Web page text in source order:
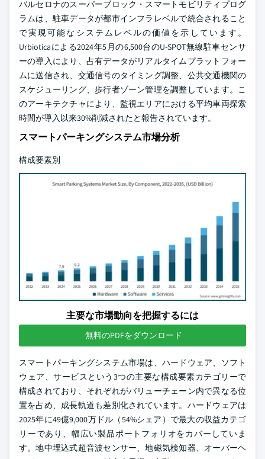
バルセロナのスーパーブロック・スマートモビリティプログ
ラムは、駐車データが都市インフラレベルで統合されること
で実現可能なシステムレベルの価値を示しています。
Urbioticaによる2024年5月の6,500台のU-SPOT無線駐車センサ
ーの導入により、占有データがリアルタイムプラットフォー
ムに送信され、交通信号のタイミング調整、公共交通機関の
スケジューリング、歩行者ゾーン管理を調整しています。こ
のアーキテクチャにより、監視エリアにおける平均車両探索
時間が導入以来30%削減されたと報告されています。
スマートパーキングシステム市場分析
構成要素別
主要な市場動向を把握するには
無料のPDFをダウンロード
スマートパーキングシステム市場は、ハードウェア、ソフト
ウェア、サービスという3つの主要な構成要素カテゴリーで
構成されており、それぞれがバリューチェーン内で異なる位
置を占め、成長軌道も差別化されています。ハードウェアは
2025年に49億9,000万ドル（54%シェア）で最大の収益カテゴ
リーであり、幅広い製品ポートフォリオをカバーしていま
す。地中埋込式超音波センサー、地磁気検知器、オーバーヘ